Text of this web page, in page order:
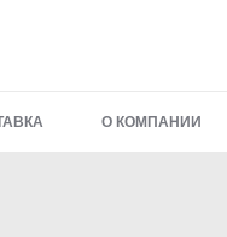
О КОМПАНИИ